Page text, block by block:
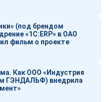
(под брендом
«1С:ERP» в ОАО
фильм о проекте
ГЭНДАЛЬФ) внедрила